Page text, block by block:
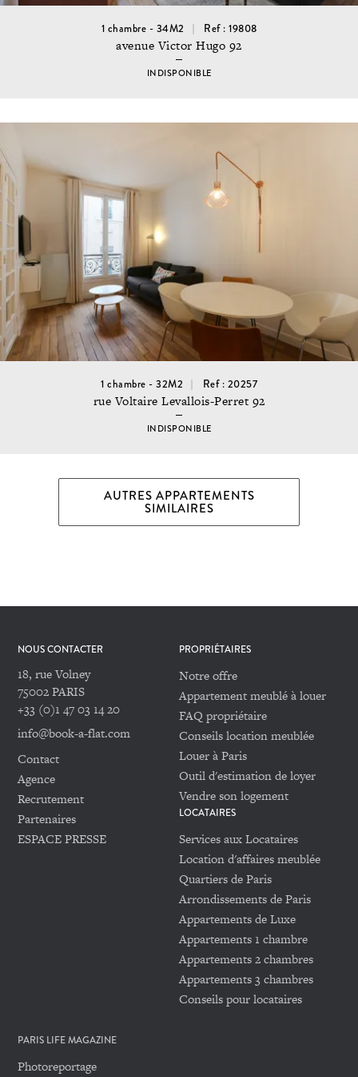
1 chambre - 34M2 Ref : 19808
avenue Victor Hugo 92
INDISPONIBLE
1 chambre - 32M2 Ref : 20257
rue Voltaire Levallois-Perret 92
INDISPONIBLE
AUTRES APPARTEMENTS
SIMILAIRES
NOUS CONTACTER
18, rue Volney
75002 PARIS
+33 (0)1 47 03 14 20
info@book-a-flat.com
Contact
Agence
Recrutement
Partenaires
ESPACE PRESSE
PROPRIÉTAIRES
Notre offre
Appartement meublé à louer
FAQ propriétaire
Conseils location meublée
Louer à Paris
Outil d'estimation de loyer
Vendre son logement
LOCATAIRES
Services aux Locataires
Location d'affaires meublée
Quartiers de Paris
Arrondissements de Paris
Appartements de Luxe
Appartements 1 chambre
Appartements 2 chambres
Appartements 3 chambres
Conseils pour locataires
PARIS LIFE MAGAZINE
Photoreportage